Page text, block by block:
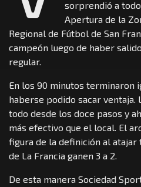
sorprendió a
Apertura de la
Regional de Fútbol de San
campeón luego de haber
regular.
En los 90 minutos terminaron
haberse podido sacar ventaja.
todo desde los doce pasos y
más efectivo que el local. El
figura de la definición al
de La Francia ganen 3 a 2.
De esta manera Sociedad